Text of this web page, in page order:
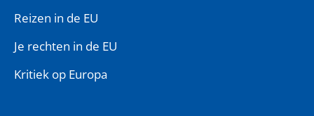
Reizen in de EU
Je rechten in de EU
Kritiek op Europa